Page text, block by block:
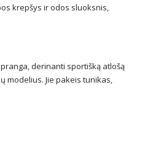
krepšys ir odos sluoksnis,
derinanti sportišką atlošą
modelius. Jie pakeis tunikas,